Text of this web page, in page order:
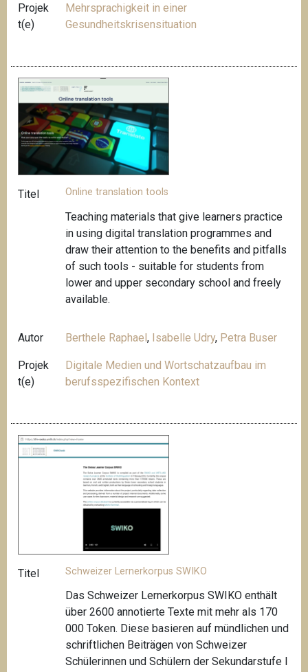
Projek
t(e)
Mehrsprachigkeit in einer
Gesundheitskrisensituation
Titel Online translation tools
Teaching materials that give learners practice
in using digital translation programmes and
draw their attention to the benefits and pitfalls
of such tools - suitable for students from
lower and upper secondary school and freely
available.
Autor Berthele Raphael, Isabelle Udry, Petra Buser
Projek
t(e)
Digitale Medien und Wortschatzaufbau im
berufsspezifischen Kontext
Titel Schweizer Lernerkorpus SWIKO
Das Schweizer Lernerkorpus SWIKO enthält
über 2600 annotierte Texte mit mehr als 170
000 Token. Diese basieren auf mündlichen und
schriftlichen Beiträgen von Schweizer
Schülerinnen und Schülern der Sekundarstufe I